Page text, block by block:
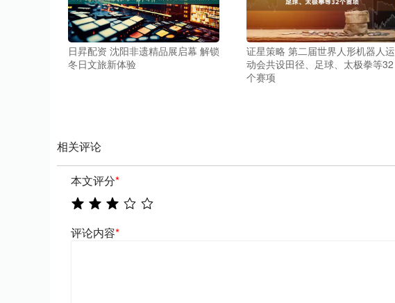
日昇配资 沈阳非遗精品展启幕 解锁
冬日文旅新体验
证星策略 第二届世界人形机器人运
动会共设田径、足球、太极拳等32
个赛项
相关评论
本文评分*
评论内容*